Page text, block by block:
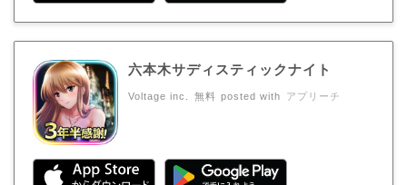
六本木サディスティックナイト
Voltage inc. 無料 posted with アプリーチ